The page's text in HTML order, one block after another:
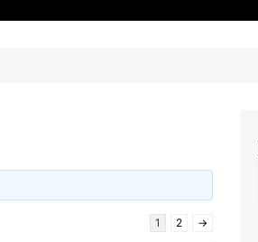
1 2 →